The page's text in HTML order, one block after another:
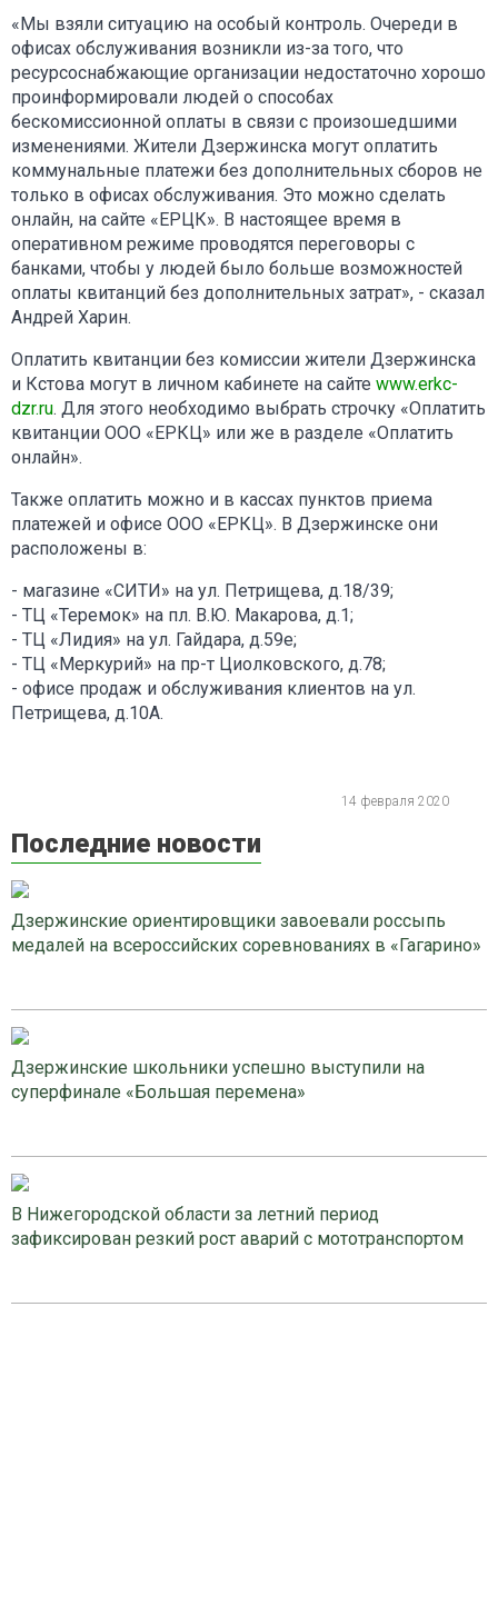
«Мы взяли ситуацию на особый контроль. Очереди в
офисах обслуживания возникли из-за того, что
ресурсоснабжающие организации недостаточно хорошо
проинформировали людей о способах
бескомиссионной оплаты в связи с произошедшими
изменениями. Жители Дзержинска могут оплатить
коммунальные платежи без дополнительных сборов не
только в офисах обслуживания. Это можно сделать
онлайн, на сайте «ЕРЦК». В настоящее время в
оперативном режиме проводятся переговоры с
банками, чтобы у людей было больше возможностей
оплаты квитанций без дополнительных затрат», - сказал
Андрей Харин.
Оплатить квитанции без комиссии жители Дзержинска
и Кстова могут в личном кабинете на сайте www.erkc-
dzr.ru. Для этого необходимо выбрать строчку «Оплатить
квитанции ООО «ЕРКЦ» или же в разделе «Оплатить
онлайн».
Также оплатить можно и в кассах пунктов приема
платежей и офисе ООО «ЕРКЦ». В Дзержинске они
расположены в:
- магазине «СИТИ» на ул. Петрищева, д.18/39;
- ТЦ «Теремок» на пл. В.Ю. Макарова, д.1;
- ТЦ «Лидия» на ул. Гайдара, д.59е;
- ТЦ «Меркурий» на пр-т Циолковского, д.78;
- офисе продаж и обслуживания клиентов на ул.
Петрищева, д.10А.
14 февраля 2020
Последние новости
Дзержинские ориентировщики завоевали россыпь
медалей на всероссийских соревнованиях в «Гагарино»
Дзержинские школьники успешно выступили на
суперфинале «Большая перемена»
В Нижегородской области за летний период
зафиксирован резкий рост аварий с мототранспортом